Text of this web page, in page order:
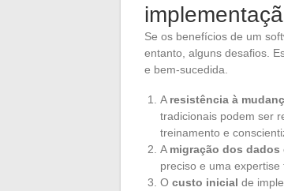
Se os benefícios de um
entanto, alguns desafios.
e bem-sucedida.
A resistência à
tradicionais podem ser
treinamento e
A migração dos dados
preciso e uma
O custo inicial de